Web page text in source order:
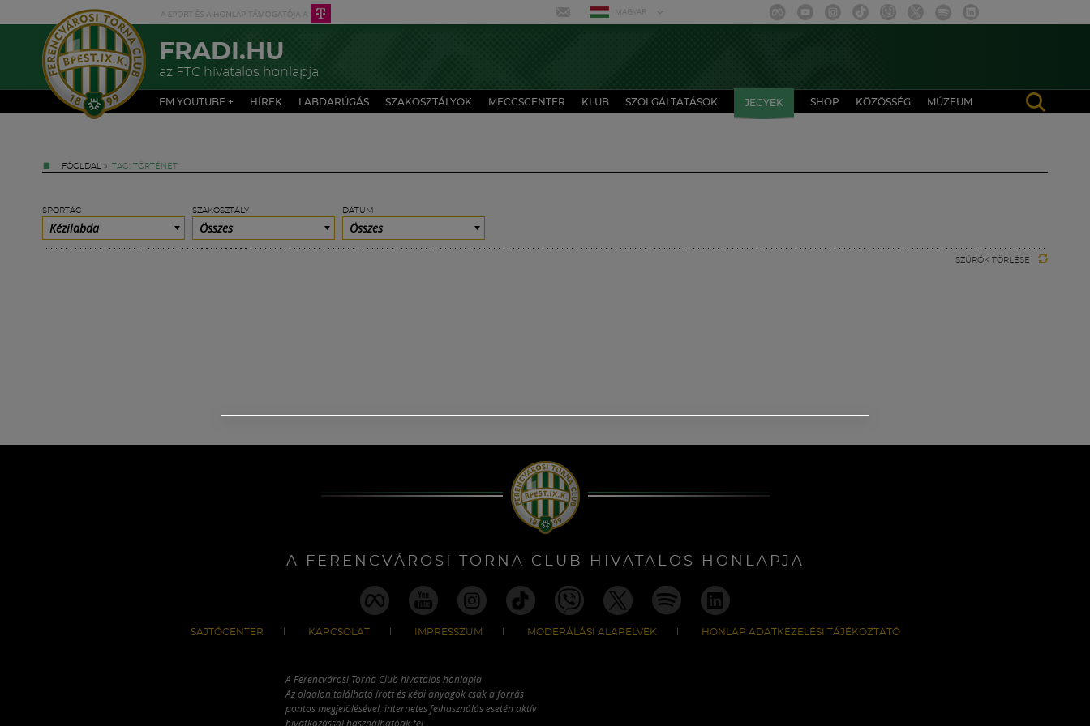
MAGYAR
FRADI.HU
az FTC hivatalos honlapja
FM YOUTUBE + HÍREK LABDARÚGÁS SZAKOSZTÁLYOK MECCSCENTER KLUB SZOLGÁLTATÁSOK JEGYEK SHOP KÖZÖSSÉG MÚZEUM
FŐOLDAL » TAG: TÖRTÉNET
SPORTÁG
Kézilabda
SZAKOSZTÁLY
Összes
DÁTUM
Összes
SZŰRŐK TÖRLÉSE
A FERENCVÁROSI TORNA CLUB HIVATALOS HONLAPJA
SAJTÓCENTER KAPCSOLAT IMPRESSZUM MODERÁLÁSI ALAPELVEK HONLAP ADATKEZELÉSI TÁJÉKOZTATÓ
A Ferencvárosi Torna Club hivatalos honlapja
Az oldalon található írott és képi anyagok csak a forrás
pontos megjelölésével, internetes felhasználás esetén aktív
hivatkozással használhatóak fel.